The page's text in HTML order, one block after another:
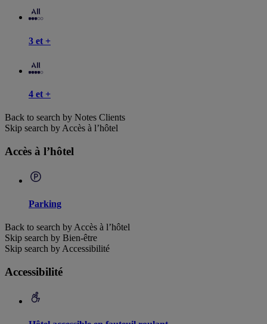
3 et +
4 et +
Back to search by Notes Clients
Skip search by Accès à l’hôtel
Accès à l’hôtel
Parking
Back to search by Accès à l’hôtel
Skip search by Bien-être
Skip search by Accessibilité
Accessibilité